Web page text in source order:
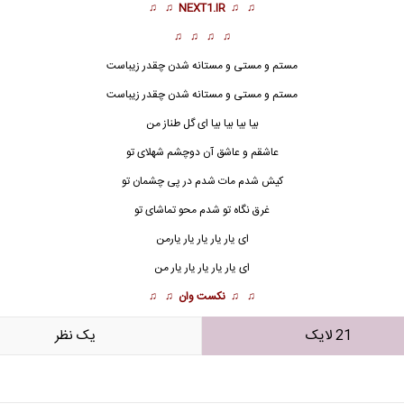
♫ ♫
NEXT1.IR
♫ ♫
♫ ♫ ♫ ♫
مستم و مستی و مستانه شدن چقدر زیباست
مستم و مستی و مستانه شدن چقدر زیباست
بیا بیا بیا بیا ای گل طناز من
عاشقم و عاشق آن دوچشم شهلای تو
کیش شدم مات شدم در پی چشمان تو
غرق نگاه تو شدم محو تماشای تو
ای یار یار یار یار یارمن
ای یار یار یار یار یار من
♫ ♫ نکست وان ♫ ♫
21 لایک يک نظر